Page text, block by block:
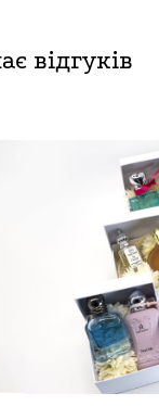
відгуків